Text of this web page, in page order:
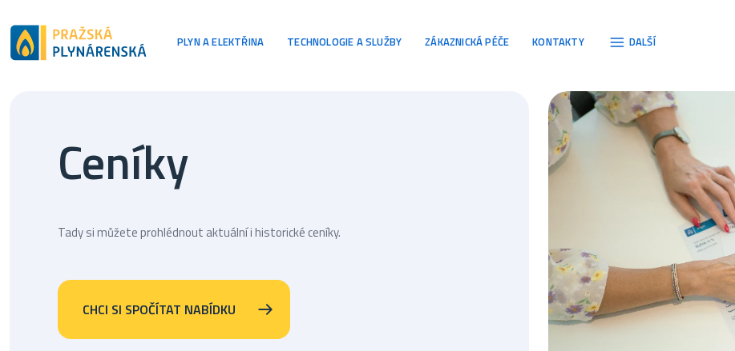
Hlavní navigace
PLYN A ELEKTŘINA TECHNOLOGIE A SLUŽBY ZÁKAZNICKÁ PÉČE KONTAKTY DALŠÍ
Ceníky
Tady si můžete prohlédnout aktuální i historické ceníky.
CHCI SI SPOČÍTAT NABÍDKU